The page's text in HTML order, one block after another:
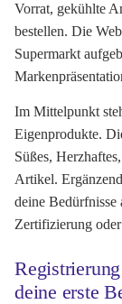
Vorrat, gekühlte
bestellen. Die
Supermarkt
Im Mittelpunkt
Eigenprodukte.
Süßes,
Artikel.
deine Bedürfnisse
Zertifizierung
deine erste